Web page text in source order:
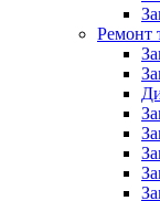
Ремонт